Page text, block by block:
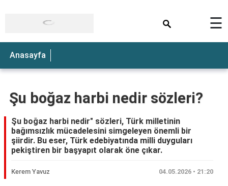
☰
Anasayfa
Şu boğaz harbi nedir sözleri?
Şu boğaz harbi nedir" sözleri, Türk milletinin
bağımsızlık mücadelesini simgeleyen önemli bir
şiirdir. Bu eser, Türk edebiyatında milli duyguları
pekiştiren bir başyapıt olarak öne çıkar.
Kerem Yavuz 04.05.2026 • 21:20